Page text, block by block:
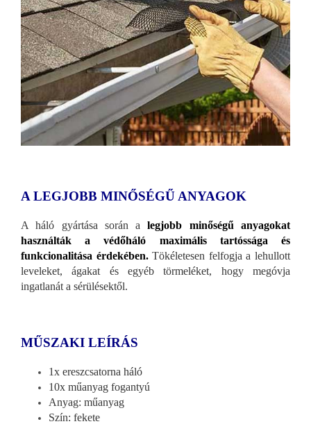
A LEGJOBB MINŐSÉGŰ ANYAGOK
A háló gyártása során alegjobb minőségű anyagokat
használták a védőháló maximális tartóssága és
funkcionalitása érdekében.Tökéletesen felfogja a lehullott
leveleket, ágakat és egyéb törmeléket, hogy megóvja
ingatlanát a sérülésektől.
MŰSZAKI LEÍRÁS
1x ereszcsatorna háló
10x műanyag fogantyú
Anyag: műanyag
Szín: fekete